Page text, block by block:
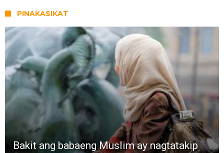
PINAKASIKAT
Bakit ang babaeng Muslim ay nagtatakip